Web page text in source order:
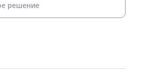
решение